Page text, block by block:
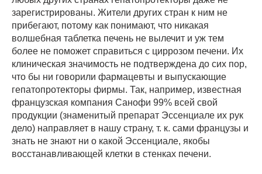
зарегистрированы. Жители других стран к ним не
прибегают, потому как понимают, что никакая
волшебная таблетка печень не вылечит и уж тем
более не поможет справиться с циррозом печени. Их
клиническая значимость не подтверждена до сих пор,
что бы ни говорили фармацевты и выпускающие
гепатопротекторы фирмы. Так, например, известная
французская компания Санофи 99% всей свой
продукции (знаменитый препарат Эссенциале их рук
дело) направляет в нашу страну, т. к. сами французы и
знать не знают ни о какой Эссенциале, якобы
восстанавливающей клетки в стенках печени.